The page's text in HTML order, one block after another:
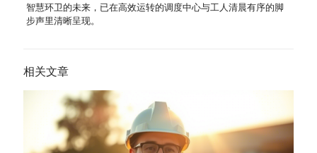
智慧环卫的未来，已在高效运转的调度中心与工人清晨有序的脚
步声里清晰呈现。
相关文章